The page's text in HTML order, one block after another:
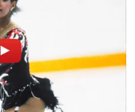
യുവതിയുടെ ഒരു
പീഡനദൃശ്യങ്ങൾ
പിന്നീട് ഈ
യുവതിയെ നിരന്തരം
ചെയ്യുകയും
കൊണ്ടുപോകുകയും